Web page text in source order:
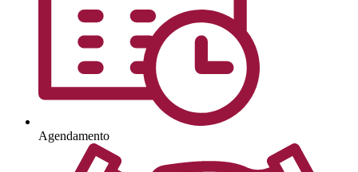
Agendamento